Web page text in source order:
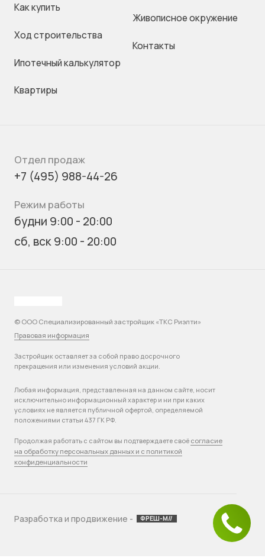
Как купить
Ход строительства
Ипотечный калькулятор
Квартиры
Живописное окружение
Контакты
Отдел продаж
+7 (495) 988-44-26
Режим работы
будни 9:00 - 20:00
сб, вск 9:00 - 20:00
© ООО Специализированный застройщик «ТКС Риэлти»
Правовая информация
Застройщик оставляет за собой право досрочного
прекращения или изменения условий акции.
Любая информация, представленная на данном сайте, носит
исключительно информационный характер и ни при каких
условиях не является публичной офертой, определяемой
положениями статьи 437 ГК РФ.
Продолжая работать с сайтом вы подтверждаете своё согласие
на обработку персональных данных и с политикой
конфиденциальности
Разработка и продвижение - ФРЕШ-М//